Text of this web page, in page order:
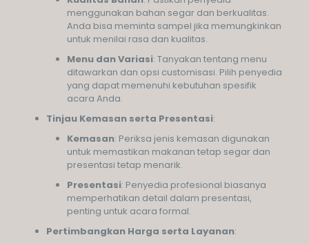
menggunakan bahan segar dan berkualitas.
Anda bisa meminta sampel jika memungkinkan
untuk menilai rasa dan kualitas.
Menu dan Variasi: Tanyakan tentang menu
ditawarkan dan opsi customisasi. Pilih penyedia
yang dapat memenuhi kebutuhan spesifik
acara Anda.
Tinjau Kemasan serta Presentasi:
Kemasan: Periksa jenis kemasan digunakan
untuk memastikan makanan tetap segar dan
presentasi tetap menarik.
Presentasi: Penyedia profesional biasanya
memperhatikan detail dalam presentasi,
penting untuk acara formal.
Pertimbangkan Harga serta Layanan: